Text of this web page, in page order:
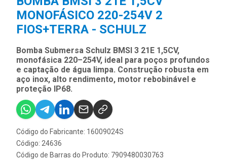
MONOFÁSICO 220-254V 2
FIOS+TERRA - SCHULZ
Bomba Submersa Schulz BMSI 3 21E 1,5CV,
monofásica 220–254V, ideal para poços profundos
e captação de água limpa. Construção robusta em
aço inox, alto rendimento, motor rebobinável e
proteção IP68.
Código do Fabricante: 16009024S
Código: 24636
Código de Barras do Produto: 7909480030763